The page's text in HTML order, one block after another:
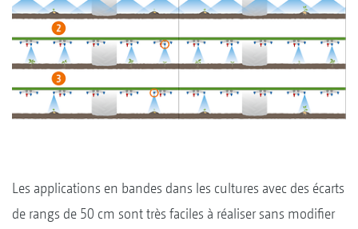
Les applications en bandes dans les cultures avec des écarts
de rangs de 50 cm sont très faciles à réaliser sans modifier